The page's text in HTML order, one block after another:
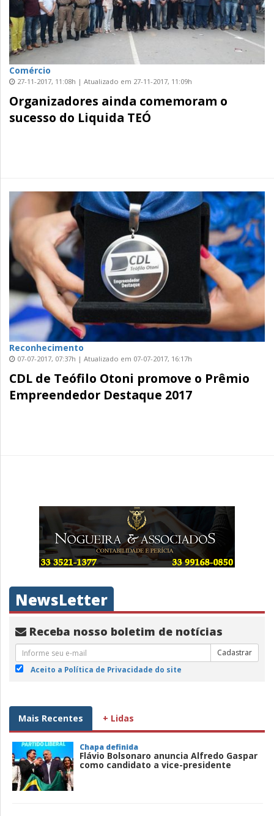
Comércio
27-11-2017, 11:08h | Atualizado em 27-11-2017, 11:09h
Organizadores ainda comemoram o
sucesso do Liquida TEÓ
Reconhecimento
07-07-2017, 07:37h | Atualizado em 07-07-2017, 16:17h
CDL de Teófilo Otoni promove o Prêmio
Empreendedor Destaque 2017
NewsLetter
Receba nosso boletim de notícias
Cadastrar
Aceito a Política de Privacidade do site
Mais Recentes + Lidas
Chapa definida
Flávio Bolsonaro anuncia Alfredo Gaspar
como candidato a vice-presidente